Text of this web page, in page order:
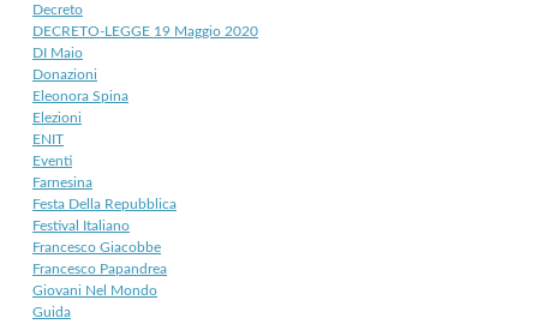
Decreto
DECRETO-LEGGE 19 Maggio 2020
DI Maio
Donazioni
Eleonora Spina
Elezioni
ENIT
Eventi
Farnesina
Festa Della Repubblica
Festival Italiano
Francesco Giacobbe
Francesco Papandrea
Giovani Nel Mondo
Guida